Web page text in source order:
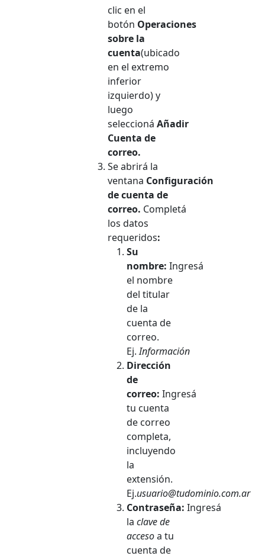
clic en el
botón Operaciones
sobre la
cuenta(ubicado
en el extremo
inferior
izquierdo)y
luego
seleccioná Añadir
Cuenta de
correo.
Se abrirá la
ventana Configuración
de cuenta de
correo. Completá
los datos
requeridos:
Su
nombre: Ingresá
el nombre
del titular
de la
cuenta de
correo.
Ej.Información
Dirección
de
correo: Ingresá
tu cuenta
de correo
completa,
incluyendo
la
extensión.
Ej.usuario@tudominio.com.ar
Contraseña: Ingresá
la clave de
accesoa tu
cuenta de